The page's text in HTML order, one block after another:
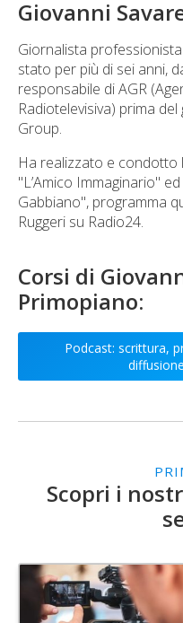
Giovanni
Giornalista
stato per più di sei anni,
responsabile di AGR
Radiotelevisiva) prima
Group.
Ha realizzato e condotto
"L’Amico Immaginario"
Gabbiano", programma
Ruggeri su Radio24.
Corsi di
Primopiano:
Podcast: scrittura,
diffusione
Scopri i